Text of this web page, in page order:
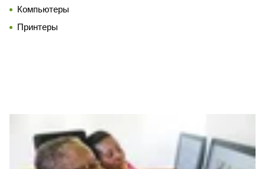
Компьютеры
Принтеры